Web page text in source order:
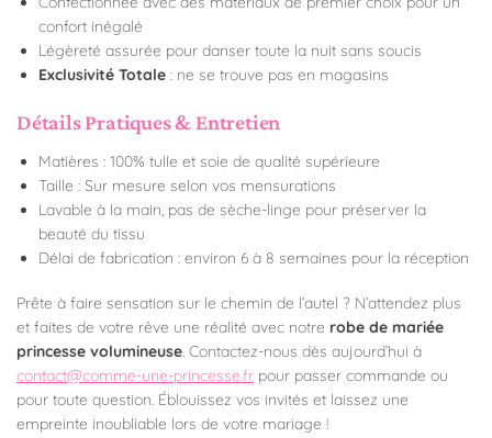
confort inégalé
Légèreté assurée pour danser toute la nuit sans soucis
Exclusivité Totale : ne se trouve pas en magasins
Détails Pratiques & Entretien
Matières : 100% tulle et soie de qualité supérieure
Taille : Sur mesure selon vos mensurations
Lavable à la main, pas de sèche-linge pour préserver la
beauté du tissu
Délai de fabrication : environ 6 à 8 semaines pour la réception
Prête à faire sensation sur le chemin de l’autel ? N’attendez plus
et faites de votre rêve une réalité avec notre robe de mariée
princesse volumineuse. Contactez-nous dès aujourd’hui à
contact@comme-une-princesse.fr pour passer commande ou
pour toute question. Éblouissez vos invités et laissez une
empreinte inoubliable lors de votre mariage !